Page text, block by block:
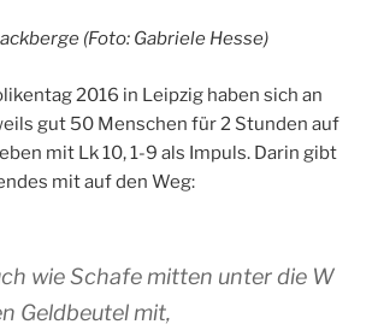
(Foto: Gabriele Hesse)
2016 in Leipzig haben sich an
gut 50 Menschen für 2 Stunden auf
mit Lk 10, 1-9 als Impuls. Darin gibt
mit auf den Weg:
wie Schafe mitten unter die W
Geldbeutel mit,